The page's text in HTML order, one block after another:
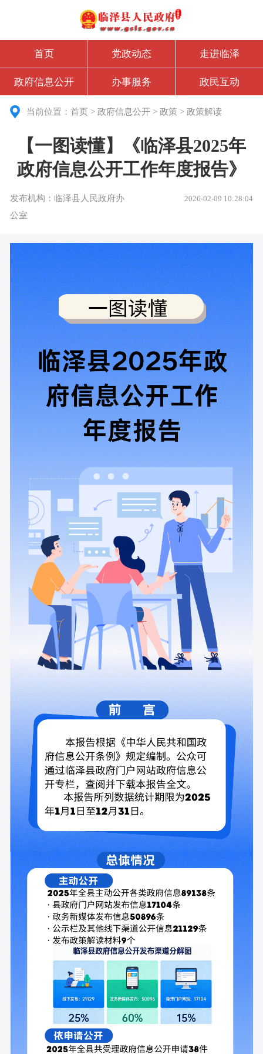
首页 党政动态 走进临泽
政府信息公开 办事服务 政民互动
当前位置：首页 >政府信息公开 >政策 >政策解读
【一图读懂】《临泽县2025年
政府信息公开工作年度报告》
发布机构：临泽县人民政府办
公室
2026-02-09 10:28:04